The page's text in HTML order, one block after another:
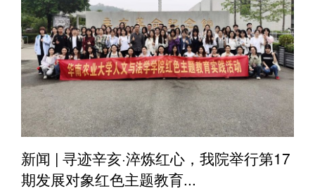
新闻 | 寻迹辛亥·淬炼红心，我院举行第17
期发展对象红色主题教育...